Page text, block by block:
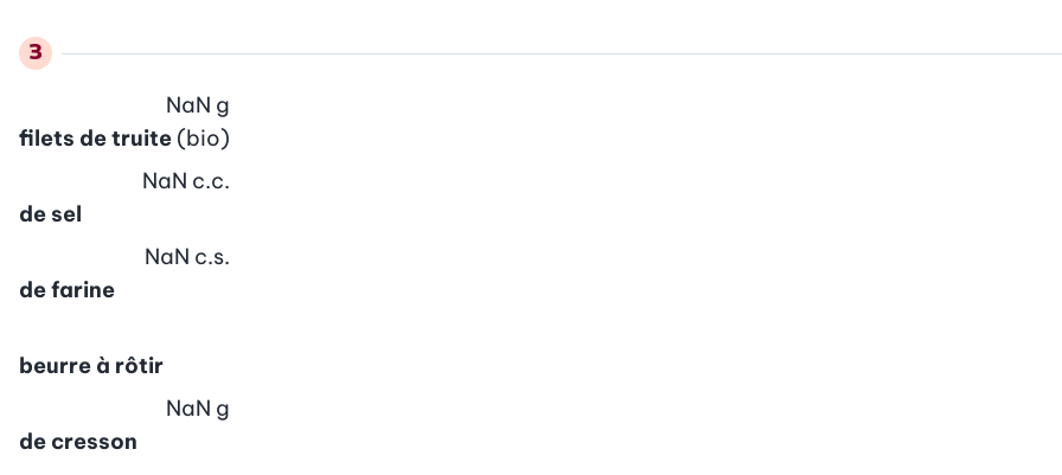
filets de truite (bio)
NaN g
de sel
NaN c.c.
de farine
NaN c.s.
beurre à rôtir
de cresson
NaN g